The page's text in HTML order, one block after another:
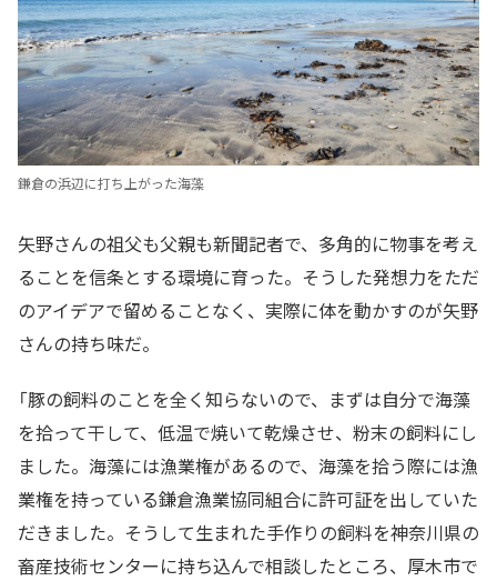
鎌倉の浜辺に打ち上がった海藻
矢野さんの祖父も父親も新聞記者で、多角的に物事を考え
ることを信条とする環境に育った。そうした発想力をただ
のアイデアで留めることなく、実際に体を動かすのが矢野
さんの持ち味だ。
「豚の飼料のことを全く知らないので、まずは自分で海藻
を拾って干して、低温で焼いて乾燥させ、粉末の飼料にし
ました。海藻には漁業権があるので、海藻を拾う際には漁
業権を持っている鎌倉漁業協同組合に許可証を出していた
だきました。そうして生まれた手作りの飼料を神奈川県の
畜産技術センターに持ち込んで相談したところ、厚木市で